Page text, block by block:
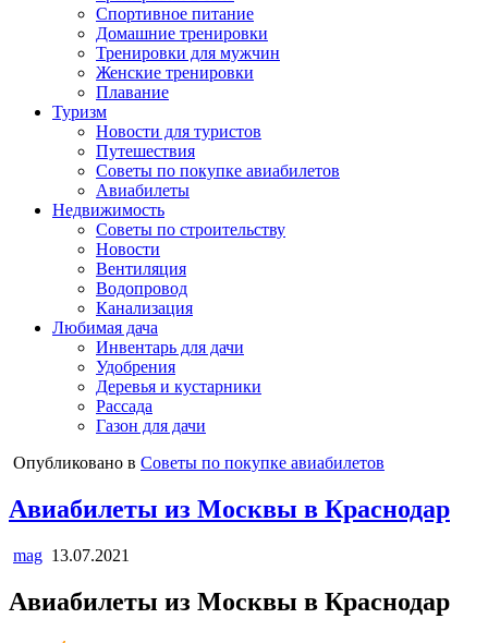
Спортивное питание
Домашние тренировки
Тренировки для мужчин
Женские тренировки
Плавание
Туризм
Новости для туристов
Путешествия
Советы по покупке авиабилетов
Авиабилеты
Недвижимость
Советы по строительству
Новости
Вентиляция
Водопровод
Канализация
Любимая дача
Инвентарь для дачи
Удобрения
Деревья и кустарники
Рассада
Газон для дачи
Опубликовано в Советы по покупке авиабилетов
Авиабилеты из Москвы в Краснодар
mag 13.07.2021
Авиабилеты из Москвы в Краснодар